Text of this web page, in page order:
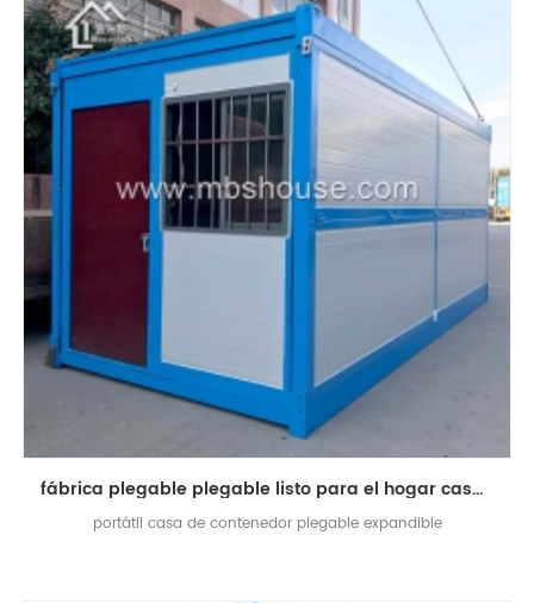
fábrica plegable plegable listo para el hogar casa contenedor contenedor plegable
portátil casa de contenedor plegable expandible